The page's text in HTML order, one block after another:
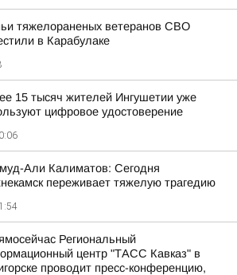
тяжелораненых ветеранов СВО
в Карабулаке
15 тысяч жителей Ингушетии уже
цифровое удостоверение
Али Калиматов: Сегодня
переживает тяжелую трагедию
Региональный
центр "ТАСС Кавказ" в
проводит пресс-конференцию,